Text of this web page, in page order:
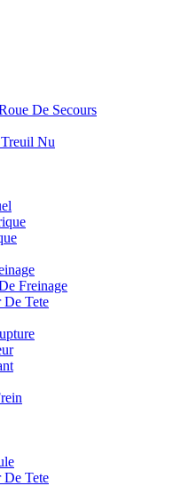
De Secours
Nu
Freinage
De Tete
De Tete